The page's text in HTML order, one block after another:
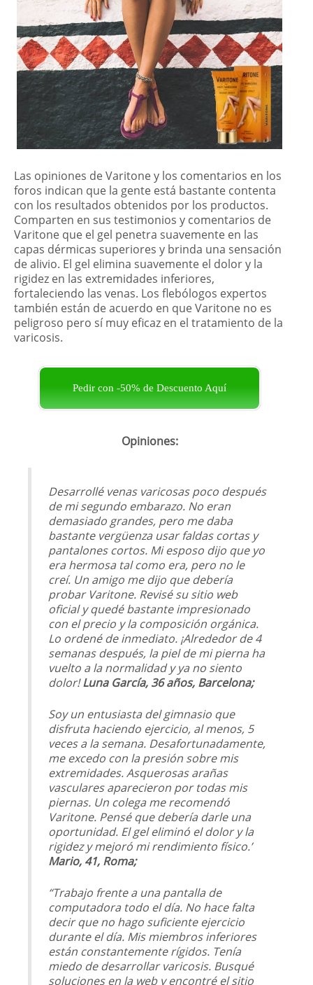
Las opiniones de Varitone y los comentarios en los
foros indican que la gente está bastante contenta
con los resultados obtenidos por los productos.
Comparten en sus testimonios y comentarios de
Varitone que el gel penetra suavemente en las
capas dérmicas superiores y brinda una sensación
de alivio. El gel elimina suavemente el dolor y la
rigidez en las extremidades inferiores,
fortaleciendo las venas. Los flebólogos expertos
también están de acuerdo en que Varitone no es
peligroso pero sí muy eficaz en el tratamiento de la
varicosis.
Pedir con -50% de Descuento Aquí
Opiniones:
Desarrollé venas varicosas poco después
de mi segundo embarazo. No eran
demasiado grandes, pero me daba
bastante vergüenza usar faldas cortas y
pantalones cortos. Mi esposo dijo que yo
era hermosa tal como era, pero no le
creí. Un amigo me dijo que debería
probar Varitone. Revisé su sitio web
oficial y quedé bastante impresionado
con el precio y la composición orgánica.
Lo ordené de inmediato. ¡Alrededor de 4
semanas después, la piel de mi pierna ha
vuelto a la normalidad y ya no siento
dolor!Luna García, 36 años, Barcelona;
Soy un entusiasta del gimnasio que
disfruta haciendo ejercicio, al menos, 5
veces a la semana. Desafortunadamente,
me excedo con la presión sobre mis
extremidades. Asquerosas arañas
vasculares aparecieron por todas mis
piernas. Un colega me recomendó
Varitone. Pensé que debería darle una
oportunidad. El gel eliminó el dolor y la
rigidez y mejoró mi rendimiento físico.’
Mario, 41, Roma;
“Trabajo frente a una pantalla de
computadora todo el día. No hace falta
decir que no hago suficiente ejercicio
durante el día. Mis miembros inferiores
están constantemente rígidos. Tenía
miedo de desarrollar varicosis. Busqué
soluciones en la web y encontré el sitio